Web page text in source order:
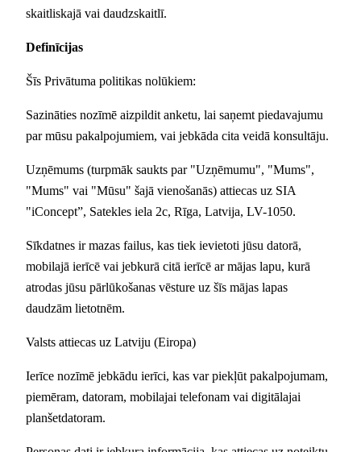
skaitliskajā vai daudzskaitlī.
Definīcijas
Šīs Privātuma politikas nolūkiem:
Sazināties nozīmē aizpildit anketu, lai saņemt piedavajumu
par mūsu pakalpojumiem, vai jebkāda cita veidā konsultāju.
Uzņēmums (turpmāk saukts par "Uzņēmumu", "Mums",
"Mums" vai "Mūsu" šajā vienošanās) attiecas uz SIA
"iConcept”, Satekles iela 2c, Rīga, Latvija, LV-1050.
Sīkdatnes ir mazas failus, kas tiek ievietoti jūsu datorā,
mobilajā ierīcē vai jebkurā citā ierīcē ar mājas lapu, kurā
atrodas jūsu pārlūkošanas vēsture uz šīs mājas lapas
daudzām lietotnēm.
Valsts attiecas uz Latviju (Eiropa)
Ierīce nozīmē jebkādu ierīci, kas var piekļūt pakalpojumam,
piemēram, datoram, mobilajai telefonam vai digitālajai
planšetdatoram.